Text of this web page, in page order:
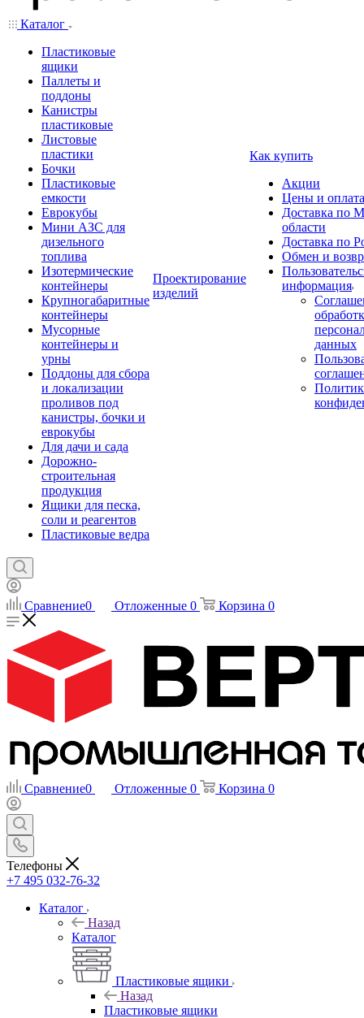
Каталог
Пластиковые
ящики
Паллеты и
поддоны
Канистры
пластиковые
Листовые
пластики
Бочки
Пластиковые
емкости
Еврокубы
Мини АЗС для
дизельного
топлива
Изотермические
контейнеры
Крупногабаритные
контейнеры
Мусорные
контейнеры и
урны
Поддоны для сбора
и локализации
проливов под
канистры, бочки и
еврокубы
Для дачи и сада
Дорожно-
строительная
продукция
Ящики для песка,
соли и реагентов
Пластиковые ведра
Проектирование
изделий
Как купить
Акции
Цены и оплата
Доставка по
области
Доставка по
Обмен и
информация
данных
Сравнение0 Отложенные 0 Корзина 0
Сравнение0 Отложенные 0 Корзина 0
Телефоны
+7 495 032-76-32
Каталог
Назад
Каталог
Пластиковые ящики
Назад
Пластиковые ящики